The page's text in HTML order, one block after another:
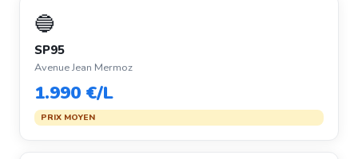
🔵
SP95
Avenue Jean Mermoz
1.990 €/L
PRIX MOYEN